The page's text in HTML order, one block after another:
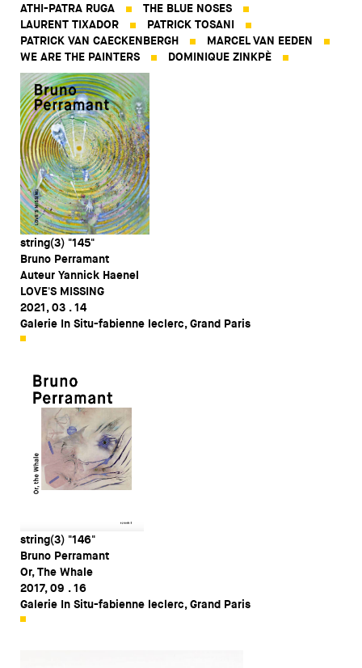
ATHI-PATRA RUGA
THE BLUE NOSES
LAURENT TIXADOR
PATRICK TOSANI
PATRICK VAN CAECKENBERGH
MARCEL VAN EEDEN
WE ARE THE PAINTERS
DOMINIQUE ZINKPÈ
string(3) "145"
Bruno Perramant
Auteur Yannick Haenel
LOVE'S MISSING
2021, 03 . 14
Galerie In Situ-fabienne leclerc, Grand Paris
string(3) "146"
Bruno Perramant
Or, The Whale
2017, 09 . 16
Galerie In Situ-fabienne leclerc, Grand Paris